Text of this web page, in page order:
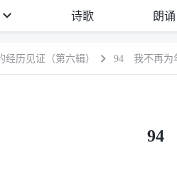
诗歌 朗诵
经历见证（第六辑） 94 我不再为
94